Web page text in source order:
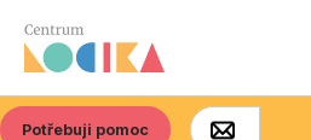
Potřebuji pomoc